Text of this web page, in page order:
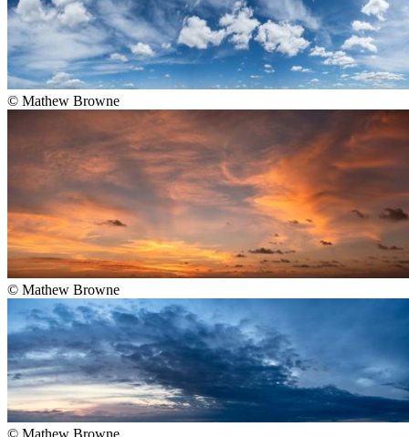
© Mathew Browne
© Mathew Browne
© Mathew Browne